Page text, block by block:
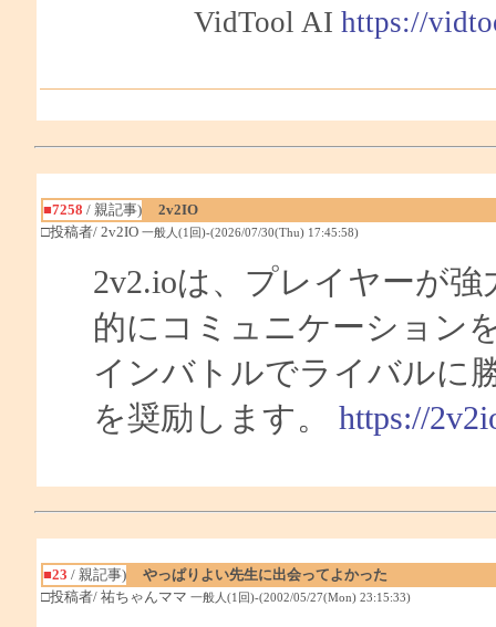
VidTool AI https://
■7258 / 親記事)
2v2IO
□投稿者/ 2v2IO 一般人(1回)-(2026/07/30(Thu) 17:45:58)
2v2.ioは、プレイヤーが
的にコミュニケーション
インバトルでライバルに
を奨励します。 https://
■23 / 親記事)
やっぱりよい先生に出会ってよかった
□投稿者/ 祐ちゃんママ 一般人(1回)-(2002/05/27(Mon) 23:15:33)